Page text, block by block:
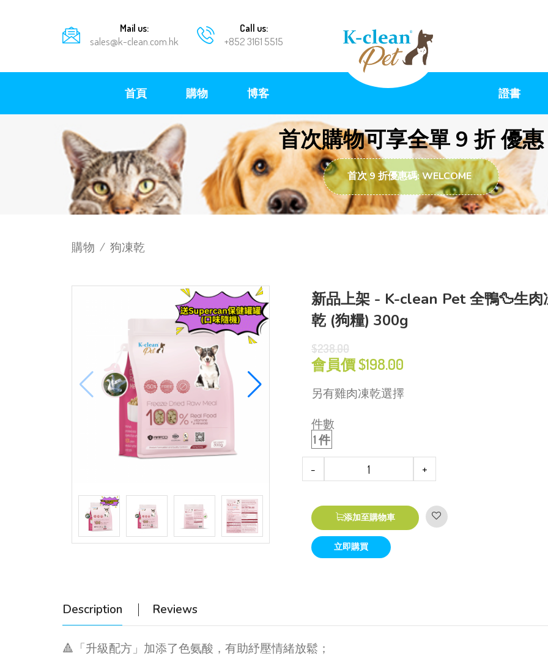
Mail us:
sales@k-clean.com.hk
Call us:
+852 3161 5515
首頁 購物 博客 證書
首次購物可享全單 9 折 優惠
首次 9 折優惠碼: WELCOME
購物 / 狗凍乾
新品上架 - K-clean Pet 全鴨🦆生肉
乾 (狗糧) 300g
$238.00
會員價 $198.00
另有雞肉凍乾選擇
件數
1 件
-
+
添加至購物車
立即購買
Description Reviews
🔺「升級配方」加添了色氨酸，有助紓壓情緒放鬆；